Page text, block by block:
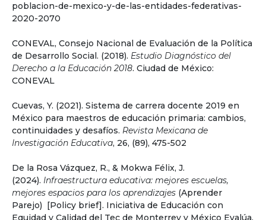
poblacion-de-mexico-y-de-las-entidades-federativas-
2020-2070
CONEVAL, Consejo Nacional de Evaluación de la Política
de Desarrollo Social. (2018). Estudio Diagnóstico del
Derecho a la Educación 2018. Ciudad de México:
CONEVAL
Cuevas, Y. (2021). Sistema de carrera docente 2019 en
México para maestros de educación primaria: cambios,
continuidades y desafíos. Revista Mexicana de
Investigación Educativa, 26, (89), 475-502
De la Rosa Vázquez, R., & Mokwa Félix, J.
(2024). Infraestructura educativa: mejores escuelas,
mejores espacios para los aprendizajes (Aprender
Parejo) [Policy brief]. Iniciativa de Educación con
Equidad y Calidad del Tec de Monterrey y México Evalúa.